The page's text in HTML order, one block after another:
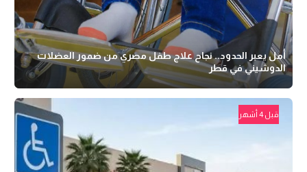
أمل يعبر الحدود.. نجاح علاج طفل مصري من ضمور العضلات
الدوشيني في قطر
قبل 4 أشهر